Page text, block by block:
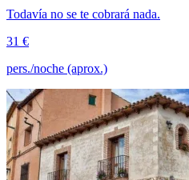
Todavía no se te cobrará nada.
31 €
pers./noche (aprox.)